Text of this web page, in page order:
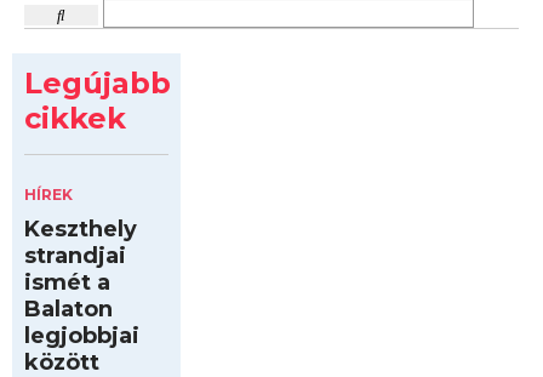
Legújabb
cikkek
HÍREK
Keszthely
strandjai
ismét a
Balaton
legjobbjai
között